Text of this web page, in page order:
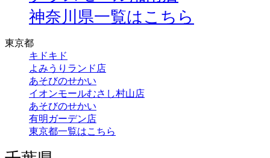
神奈川県一覧はこちら
東京都
キドキド
よみうりランド店
あそびのせかい
イオンモールむさし村山店
あそびのせかい
有明ガーデン店
東京都一覧はこちら